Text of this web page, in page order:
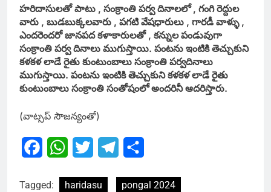
హరిదాసులతో పాటు , సంక్రాంతి పర్వ దినాలలో , గంగి రెద్దుల
వారు , బుడబుక్కలవారు , పగటి వేషధారులు , గారడీ వాళ్ళు ,
ఎందరెందరో జానపద కళాకారులతో , కన్నుల పండువుగా
సంక్రాంతి పర్వ దినాలు ముగుస్తాయి. పంటను ఇంటికి తెచ్చుకుని
కళకళ లాడే రైతు కుంటుంబాలు సంక్రాంతి పర్వదినాలు
ముగుస్తాయి. పంటను ఇంటికి తెచ్చుకుని కళకళ లాడే రైతు
కుంటుంబాలు సంక్రాంతి సంతోషంలో అందరినీ ఆదరిస్తారు.
(వాట్సప్ సౌజన్యంతో)
FacebookWhatsApp
Twitter Telegram
Tagged: haridasu
pongal 2024